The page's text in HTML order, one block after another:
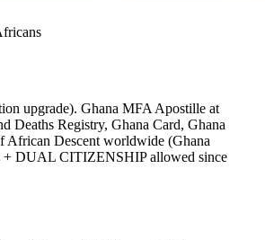
upgrade). Ghana MFA Apostille at
Deaths Registry, Ghana Card, Ghana
African Descent worldwide (Ghana
+ DUAL CITIZENSHIP allowed since